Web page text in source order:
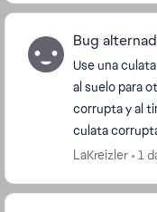
Bug
Use una
al suelo para
corrupta y al
culata
LaKreizler
1